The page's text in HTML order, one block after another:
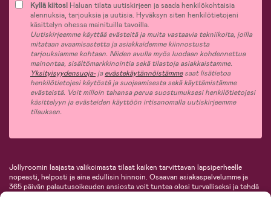
Kyllä kiitos! Haluan tilata uutiskirjeen ja saada henkilökohtaisia
alennuksia, tarjouksia ja uutisia. Hyväksyn siten henkilötietojeni
käsittelyn ohessa mainituilla tavoilla.
Uutiskirjeemme käyttää evästeitä ja muita vastaavia tekniikoita, joilla
mitataan avaamisastetta ja asiakkaidemme kiinnostusta
tarjouksiamme kohtaan. Niiden avulla myös luodaan kohdennettua
mainontaa, sisältömarkkinointia sekä tilastoja asiakkaistamme.
Yksityisyydensuoja-jaevästekäytännöistämmesaat lisätietoa
henkilötietojesi käytöstä ja suojaamisesta sekä käyttämistämme
evästeistä. Voit milloin tahansa perua suostumuksesi henkilötietojesi
käsittelyyn ja evästeiden käyttöön irtisanomalla uutiskirjeemme
tilauksen.
Jollyroomin laajasta valikoimasta tilaat kaiken tarvittavan lapsiperheelle
nopeasti, helposti ja aina edullisin hinnoin. Osaavan asiakaspalvelumme ja
365 päivän palautusoikeuden ansiosta voit tuntea olosi turvalliseksi ja tehdä